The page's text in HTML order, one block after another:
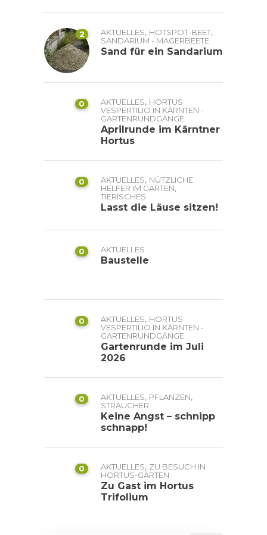
2 AKTUELLES, HOTSPOT-BEET,
SANDARIUM - MAGERBEETE
Sand für ein Sandarium
0 AKTUELLES, HORTUS
VESPERTILIO IN KÄRNTEN -
GARTENRUNDGÄNGE
Aprilrunde im Kärntner
Hortus
0 AKTUELLES, NÜTZLICHE
HELFER IM GARTEN,
TIERISCHES
Lasst die Läuse sitzen!
0 AKTUELLES
Baustelle
0 AKTUELLES, HORTUS
VESPERTILIO IN KÄRNTEN -
GARTENRUNDGÄNGE
Gartenrunde im Juli
2026
0 AKTUELLES, PFLANZEN,
STRÄUCHER
Keine Angst – schnipp
schnapp!
0 AKTUELLES, ZU BESUCH IN
HORTUS-GÄRTEN
Zu Gast im Hortus
Trifolium